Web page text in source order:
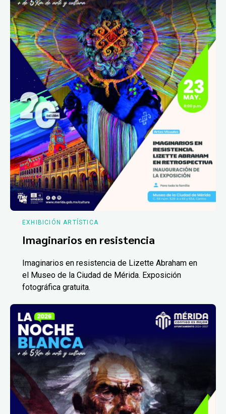
EXHIBICIÓN ARTÍSTICA
Imaginarios en resistencia
Imaginarios en resistencia de Lizette Abraham en
el Museo de la Ciudad de Mérida. Exposición
fotográfica gratuita.